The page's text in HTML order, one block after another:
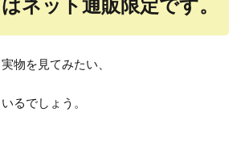
物を見てみたい、
るでしょう。